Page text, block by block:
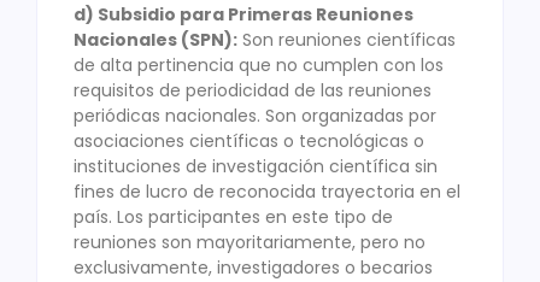
d) Subsidio para Primeras Reuniones
Nacionales (SPN): Son reuniones científicas
de alta pertinencia que no cumplen con los
requisitos de periodicidad de las reuniones
periódicas nacionales. Son organizadas por
asociaciones científicas o tecnológicas o
instituciones de investigación científica sin
fines de lucro de reconocida trayectoria en el
país. Los participantes en este tipo de
reuniones son mayoritariamente, pero no
exclusivamente, investigadores o becarios